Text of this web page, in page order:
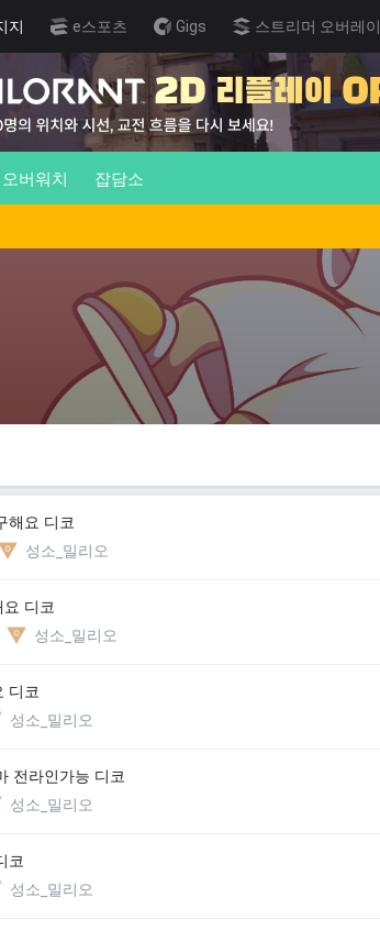
지 e스포츠 Gigs 스트리머 오버레이
오버워치 잡담소
해요 디코
성소_밀리오
디코
성소_밀리오
디코
성소_밀리오
라인가능 디코
성소_밀리오
코
성소_밀리오